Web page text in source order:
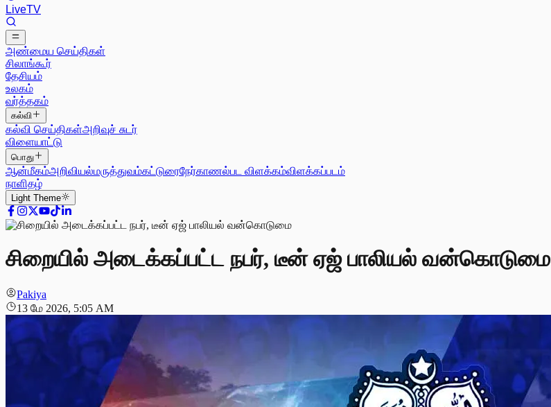
LiveTV
அண்மைய செய்திகள்
சிலாங்கூர்
தேசியம்
உலகம்
வர்த்தகம்
கல்வி
கல்வி செய்திகள்அறிவுச் சுடர்
விளையாட்டு
பொது
ஆன்மீகம்அறிவியல்மருத்துவம்கட்டுரைநேர்காணல்பட விளக்கம்விளக்கப்படம்
நாளிதழ்
Light Theme
சிறையில் அடைக்கப்பட்ட நபர், டீன் ஏஜ் பாலியல் வன்கொடுமை
Pakiya
13 மே 2026, 5:05 AM